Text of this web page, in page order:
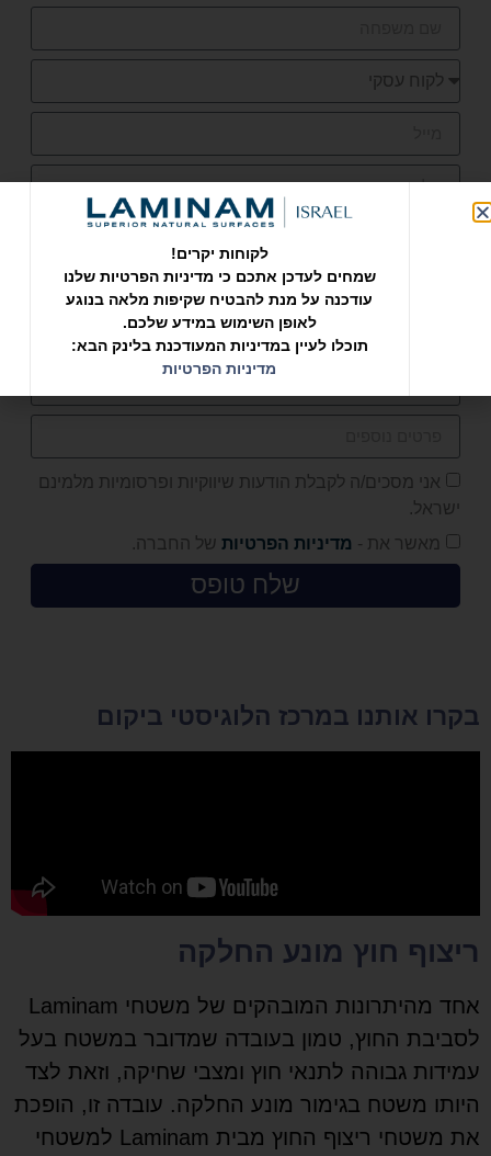
חיפוי חוץ חיפוי פנים
ריצוף
משטח עבודה למטבח
אחר
בחר גודל שטח מחופה במ"ר.
אני מסכים/ה לקבלת הודעות שיווקיות ופרסומיות מלמינם
ישראל.
מאשר את - מדיניות הפרטיות של החברה.
שלח טופס
בקרו אותנו במרכז הלוגיסטי ביקום
ריצוף חוץ מונע החלקה
אחד מהיתרונות המובהקים של משטחי Laminam
לסביבת החוץ, טמון בעובדה שמדובר במשטח בעל
עמידות גבוהה לתנאי חוץ ומצבי שחיקה, וזאת לצד
היותו משטח בגימור מונע החלקה. עובדה זו, הופכת
את משטחי ריצוף החוץ מבית Laminam למשטחי
לקוחות יקרים!
שמחים לעדכן אתכם כי מדיניות הפרטיות שלנו
עודכנה על מנת להבטיח שקיפות מלאה בנוגע
לאופן השימוש במידע שלכם.
תוכלו לעיין במדיניות המעודכנת בלינק הבא:
מדיניות הפרטיות